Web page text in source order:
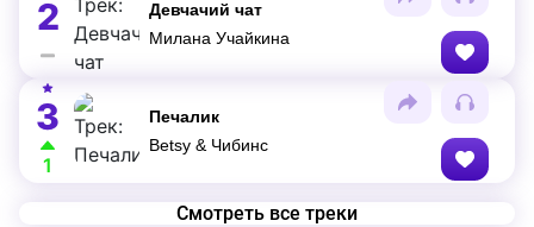
2
Девчачий чат
Милана Учайкина
3
1
Печалик
Betsy & Чибинс
Смотреть все треки